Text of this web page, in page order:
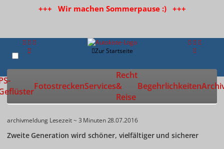
+++ Wir machen Sommerpause :) +++
Zur Startseite
FotostreckenServices
Recht
&
Reise
Begehrlichkeiten
archivmeldung Lesezeit ~ 3 Minuten28.07.2016
Zweite Generation wird schöner, vielfältiger und sicherer